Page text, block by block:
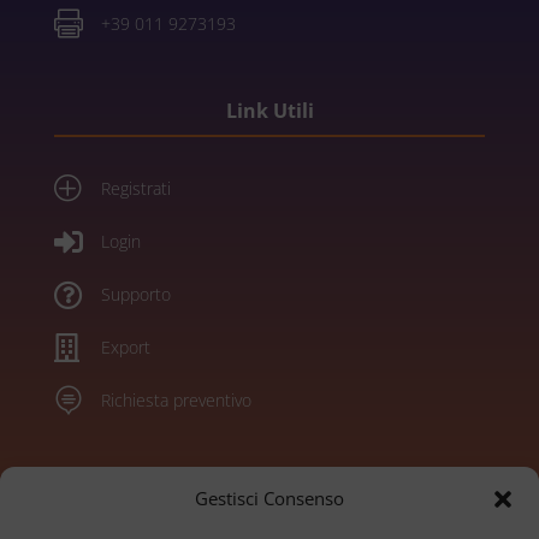
Gestisci Consenso
 +39 011 9273193
Link Utili
P Registrati
 Login
 Supporto
 Export
 Richiesta preventivo
Marchi